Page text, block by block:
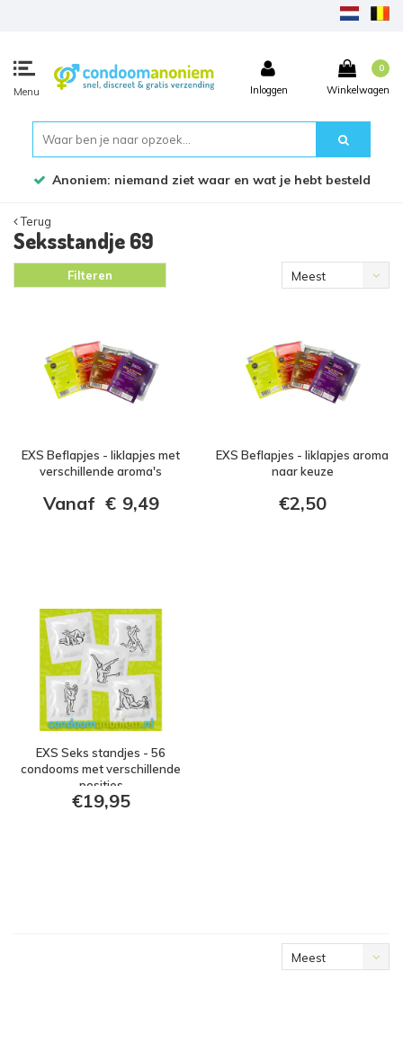
Menu Inloggen
0
Winkelwagen
Anoniem: niemand ziet waar en wat je hebt besteld
Terug
Seksstandje 69
Filteren
Meest
EXS Beflapjes - liklapjes met
verschillende aroma's
Vanaf € 9,49
EXS Beflapjes - liklapjes aroma
naar keuze
€2,50
EXS Seks standjes - 56
condooms met verschillende
posities
€19,95
Meest